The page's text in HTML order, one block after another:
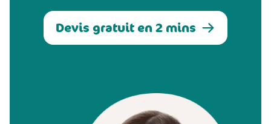
Devis gratuit en 2 mins